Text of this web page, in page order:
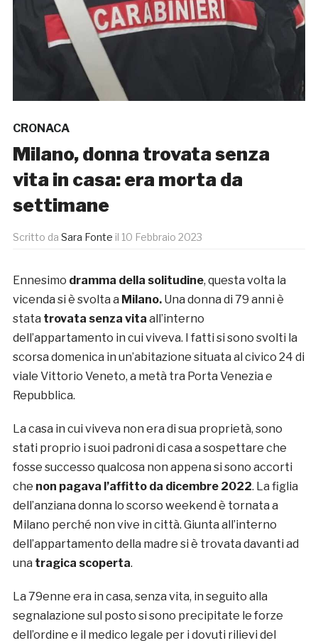
CRONACA
Milano, donna trovata senza
vita in casa: era morta da
settimane
Scritto da Sara Fonte il 10 Febbraio 2023
Ennesimo dramma della solitudine, questa volta la
vicenda si è svolta a Milano.Una donna di 79 anni è
stata trovata senza vita all’interno
dell’appartamento in cui viveva. I fatti si sono svolti la
scorsa domenica in un’abitazione situata al civico 24 di
viale Vittorio Veneto, a metà tra Porta Venezia e
Repubblica.
La casa in cui viveva non era di sua proprietà, sono
stati proprio i suoi padroni di casa a sospettare che
fosse successo qualcosa non appena si sono accorti
che non pagava l’affitto da dicembre 2022. La figlia
dell’anziana donna lo scorso weekend è tornata a
Milano perché non vive in città. Giunta all’interno
dell’appartamento della madre si è trovata davanti ad
una tragica scoperta.
La 79enne era in casa, senza vita, in seguito alla
segnalazione sul posto si sono precipitate le forze
dell’ordine e il medico legale per i dovuti rilievi del